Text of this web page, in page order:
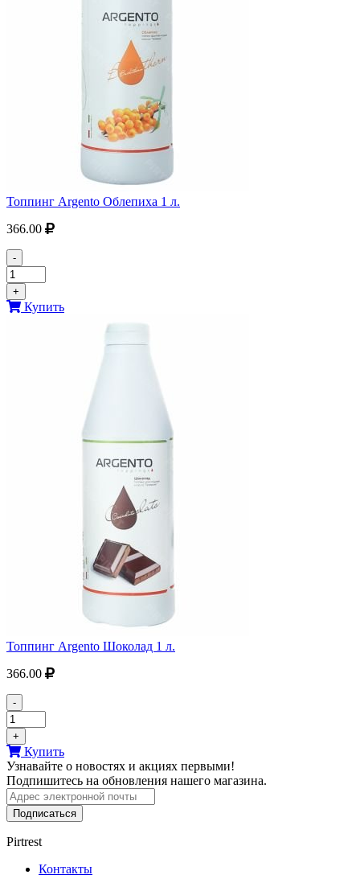
Топпинг Argento Облепиха 1 л.
366.00
-
+
Купить
Топпинг Argento Шоколад 1 л.
366.00
-
+
Купить
Узнавайте о новостях и акциях первыми!
Подпишитесь на обновления нашего магазина.
Подписаться
Pirtrest
Контакты